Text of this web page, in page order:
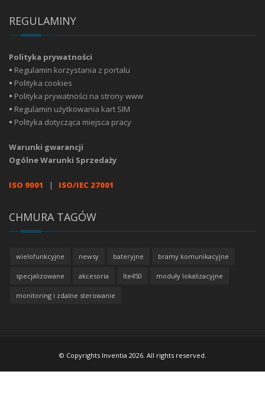
REGULAMINY
Polityka prywatności
• Regulamin korzystania z portalu
• Polityka cookies
• Polityka prywatności na strony www
• Regulamin użytkowania kart SIM
• Polityka dotycząca miejsca pracy
Warunki gwarancji
Ogólne Warunki Sprzedaży
ISO 9001 | ISO/IEC 27001
CHMURA TAGÓW
wielofunkcyjne newsy bateryjne bramy komunikacyjne
specjalizowane akcesoria lte450 moduły lokalizacyjne
monitoring i zdalne sterowanie
© Copyrights Inventia 2026. All rights reserved.